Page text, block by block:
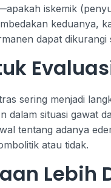
iskemik
keduanya,
dapat dikurangi
sering menjadi
dalam situasi gawat
tentang adanya
atau tidak.